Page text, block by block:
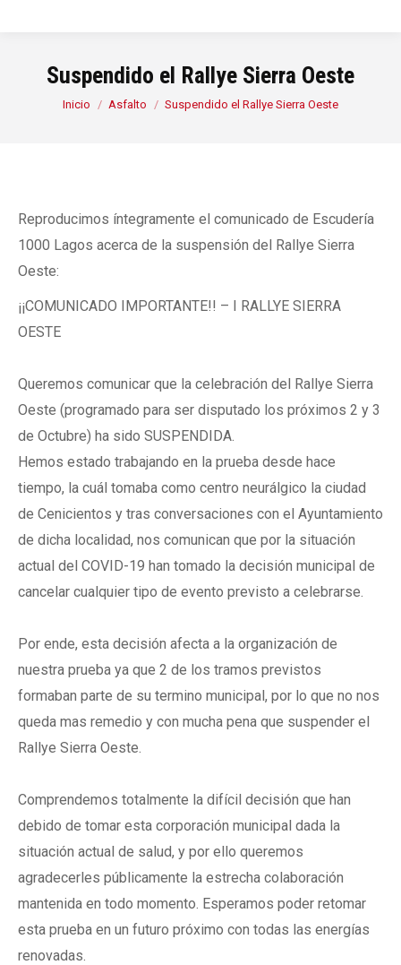
Suspendido el Rallye Sierra Oeste
Estás aquí:
Inicio Asfalto Suspendido el Rallye Sierra Oeste
Reproducimos íntegramente el comunicado de Escudería
1000 Lagos acerca de la suspensión del Rallye Sierra
Oeste:
¡¡COMUNICADO IMPORTANTE!! – I RALLYE SIERRA
OESTE
Queremos comunicar que la celebración del Rallye Sierra
Oeste (programado para ser disputado los próximos 2 y 3
de Octubre) ha sido SUSPENDIDA.
Hemos estado trabajando en la prueba desde hace
tiempo, la cuál tomaba como centro neurálgico la ciudad
de Cenicientos y tras conversaciones con el Ayuntamiento
de dicha localidad, nos comunican que por la situación
actual del COVID-19 han tomado la decisión municipal de
cancelar cualquier tipo de evento previsto a celebrarse.
Por ende, esta decisión afecta a la organización de
nuestra prueba ya que 2 de los tramos previstos
formaban parte de su termino municipal, por lo que no nos
queda mas remedio y con mucha pena que suspender el
Rallye Sierra Oeste.
Comprendemos totalmente la difícil decisión que han
debido de tomar esta corporación municipal dada la
situación actual de salud, y por ello queremos
agradecerles públicamente la estrecha colaboración
mantenida en todo momento. Esperamos poder retomar
esta prueba en un futuro próximo con todas las energías
renovadas.